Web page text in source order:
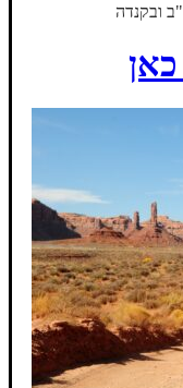
ובקנדה